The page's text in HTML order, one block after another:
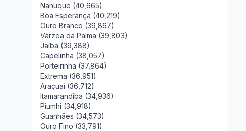
Nanuque (40,665)
Boa Esperança (40,219)
Ouro Branco (39,867)
Várzea da Palma (39,803)
Jaíba (39,388)
Capelinha (38,057)
Porteirinha (37,864)
Extrema (36,951)
Araçuaí (36,712)
Itamarandiba (34,936)
Piumhi (34,918)
Guanhães (34,573)
Ouro Fino (33,791)